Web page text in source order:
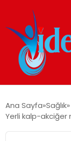
GÜNDEM
Ana Sayfa Sağlık
Yerli kalp-akciğer